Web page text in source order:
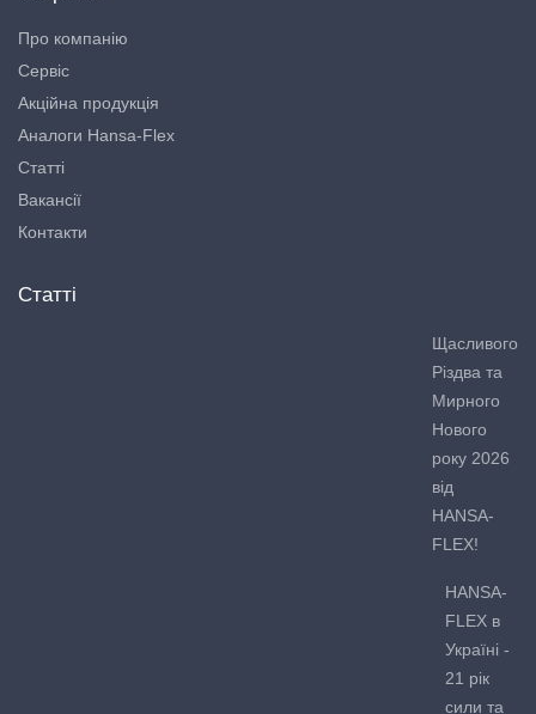
Про компанію
Сервіс
Акційна продукція
Аналоги Hansa-Flex
Статті
Вакансії
Контакти
Статті
Щасливого
Різдва та
Мирного
Нового
року 2026
від
HANSA-
FLEX!
HANSA-
FLEX в
Україні -
21 рік
сили та